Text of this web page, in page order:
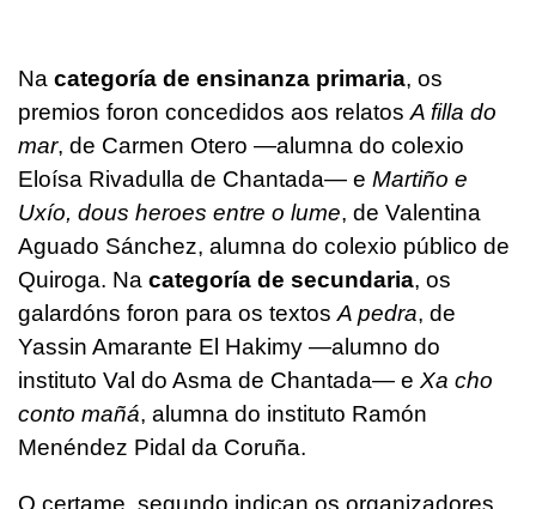
Na categoría de ensinanza primaria, os
premios foron concedidos aos relatosA filla do
mar, de Carmen Otero —alumna do colexio
Eloísa Rivadulla de Chantada— e Martiño e
Uxío, dous heroes entre o lume, de Valentina
Aguado Sánchez, alumna do colexio público de
Quiroga. Na categoría de secundaria, os
galardóns foron para os textosA pedra, de
Yassin Amarante El Hakimy —alumno do
instituto Val do Asma de Chantada— e Xa cho
conto mañá, alumna do instituto Ramón
Menéndez Pidal da Coruña.